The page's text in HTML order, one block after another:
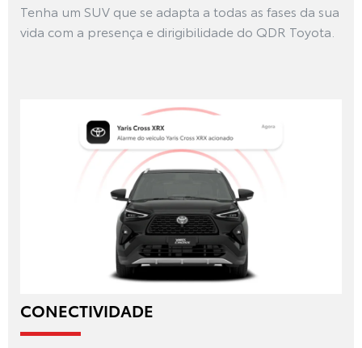
Tenha um SUV que se adapta a todas as fases da sua
vida com a presença e dirigibilidade do QDR Toyota.
CONECTIVIDADE